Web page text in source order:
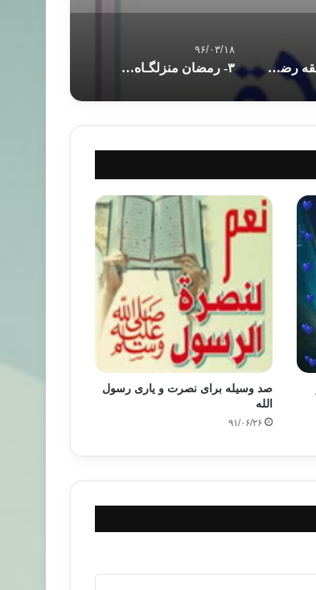
عائشة صديقه رضي الله عنها و دايه هايي مهربان
۹۶/۰۳/۱۸
۳- رمضان منزلگـاه عـارفـان، منزل سوم: خواندن نماز صبح سرِ وقت
صد وسيله برای نصرت و ياری رسول
الله
۹۱/۰۶/۲۶